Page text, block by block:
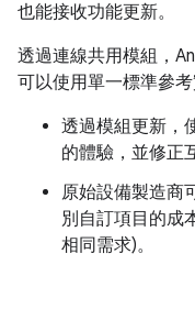
也能接收功能更新。
透過連線共用模組，
可以使用單一標準參考
透過模組更新，
的體驗，並修正
原始設備製造商
別自訂項目的成
相同需求)。